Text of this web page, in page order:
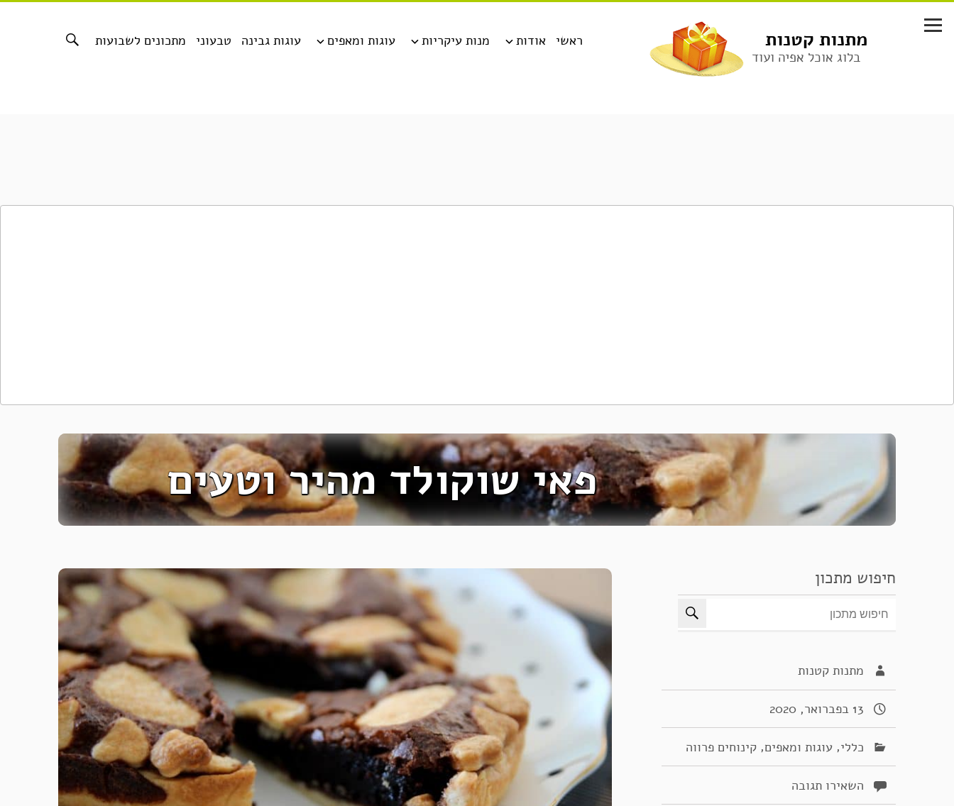
לתוכן
מתנות קטנות
בלוג אוכל אפיה ועוד
מתכונים לשבועות טבעוני עוגות גבינה עוגות ומאפים מנות עיקריות אודות ראשי
פאי שוקולד מהיר וטעים
חיפוש מתכון
מתנות קטנות
13 בפברואר, 2020
כללי, עוגות ומאפים, קינוחים פרווה
השאירו תגובה